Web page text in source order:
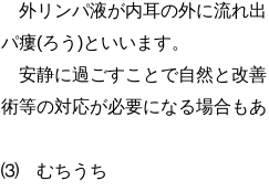
外リンパ液が内耳の外に流れ
パ瘻(ろう)といいます。
安静に過ごすことで自然と改
術等の対応が必要になる場合もあ
⑶ むちうち